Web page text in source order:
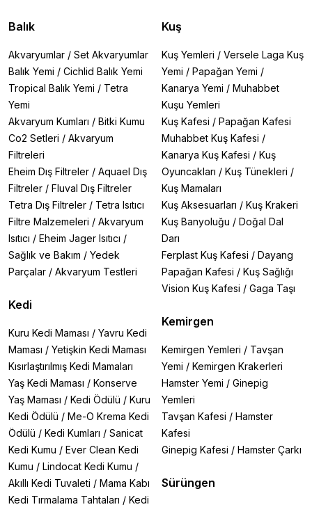
Balık
Akvaryumlar / Set Akvaryumlar
Balık Yemi / Cichlid Balık Yemi
Tropical Balık Yemi / Tetra
Yemi
Akvaryum Kumları / Bitki Kumu
Co2 Setleri / Akvaryum
Filtreleri
Eheim Dış Filtreler / Aquael Dış
Filtreler / Fluval Dış Filtreler
Tetra Dış Filtreler / Tetra Isıtıcı
Filtre Malzemeleri / Akvaryum
Isıtıcı / Eheim Jager Isıtıcı /
Sağlık ve Bakım / Yedek
Parçalar / Akvaryum Testleri
Kedi
Kuru Kedi Maması / Yavru Kedi
Maması / Yetişkin Kedi Maması
Kısırlaştırılmış Kedi Mamaları
Yaş Kedi Maması / Konserve
Yaş Maması / Kedi Ödülü / Kuru
Kedi Ödülü / Me-O Krema Kedi
Ödülü / Kedi Kumları / Sanicat
Kedi Kumu / Ever Clean Kedi
Kumu / Lindocat Kedi Kumu /
Akıllı Kedi Tuvaleti / Mama Kabı
Kedi Tırmalama Tahtaları / Kedi
Kuş
Kuş Yemleri / Versele Laga Kuş
Yemi / Papağan Yemi /
Kanarya Yemi / Muhabbet
Kuşu Yemleri
Kuş Kafesi / Papağan Kafesi
Muhabbet Kuş Kafesi /
Kanarya Kuş Kafesi / Kuş
Oyuncakları / Kuş Tünekleri /
Kuş Mamaları
Kuş Aksesuarları / Kuş Krakeri
Kuş Banyoluğu / Doğal Dal
Darı
Ferplast Kuş Kafesi / Dayang
Papağan Kafesi / Kuş Sağlığı
Vision Kuş Kafesi / Gaga Taşı
Kemirgen
Kemirgen Yemleri / Tavşan
Yemi / Kemirgen Krakerleri
Hamster Yemi / Ginepig
Yemleri
Tavşan Kafesi / Hamster
Kafesi
Ginepig Kafesi / Hamster Çarkı
Sürüngen